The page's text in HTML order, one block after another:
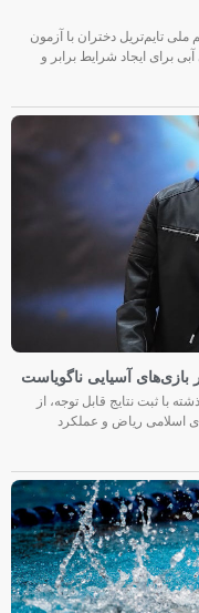
تایم‌تریل دختران با آزمون
ایجاد شرایط برابر و
ثبت نتایج قابل توجه، از
ریاض و عملکرد